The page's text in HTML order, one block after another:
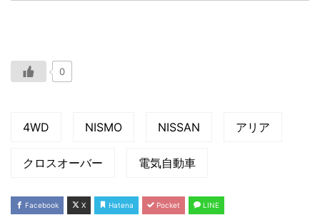
0
4WD NISMO NISSAN アリア
クロスオーバー 電気自動車
Facebook X Hatena Pocket LINE